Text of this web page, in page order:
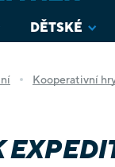
DĚTSKÉ
Kooperativní